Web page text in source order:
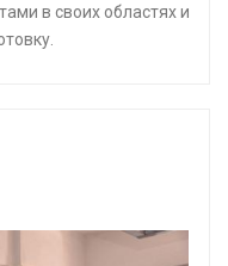
в своих областях и